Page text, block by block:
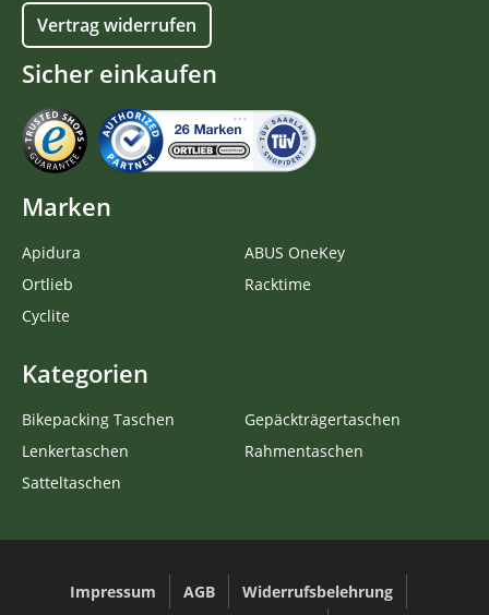
Vertrag widerrufen
Sicher einkaufen
Marken
Apidura
Ortlieb
Cyclite
ABUS OneKey
Racktime
Kategorien
Bikepacking Taschen
Lenkertaschen
Satteltaschen
Gepäckträgertaschen
Rahmentaschen
Impressum AGB
Widerrufsbelehrung